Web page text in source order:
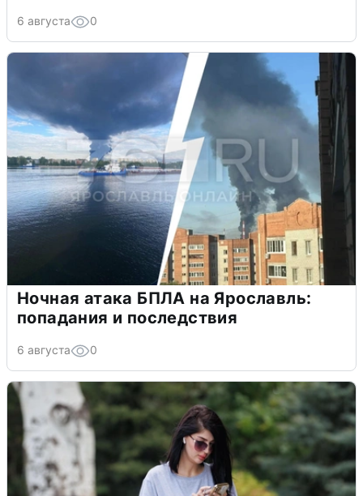
6 августа 0
Ночная атака БПЛА на Ярославль:
попадания и последствия
6 августа 0